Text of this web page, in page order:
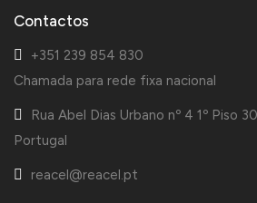
Contactos
+351 239 854 830
Chamada para rede fixa nacional
Rua Abel Dias Urbano nº 4 1º Piso
Portugal
reacel@reacel.pt